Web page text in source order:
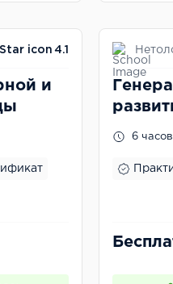
4.1
и
6 часов